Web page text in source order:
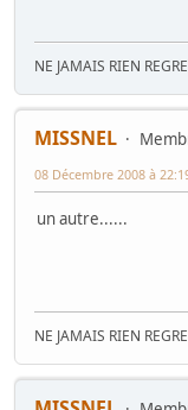
NE JAMAIS RIEN
MISSNEL
08 Décembre 2008 à
un autre......
NE JAMAIS RIEN